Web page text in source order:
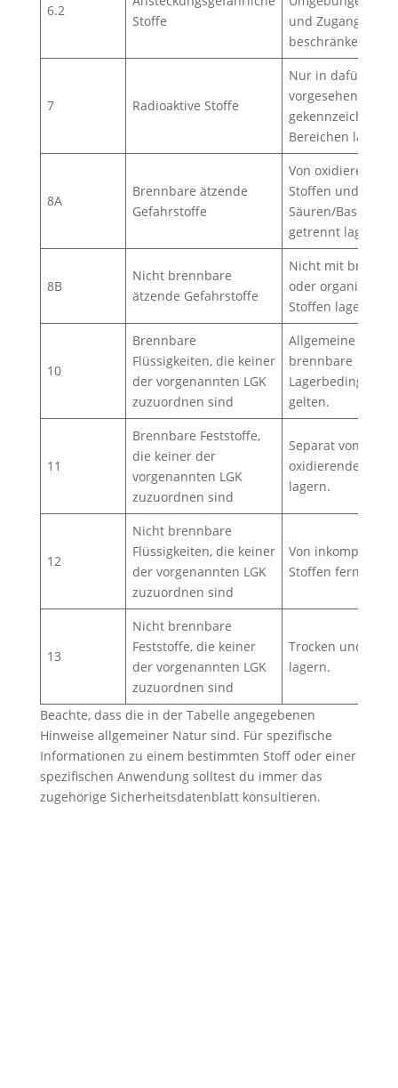
6.2
Stoffe
und Zugang
beschränken.
7 Radioaktive Stoffe
Nur in dafür
vorgesehenen
gekennzeichneten
Bereichen lagern.
8A
Brennbare ätzende
Gefahrstoffe
Von oxidierenden
Stoffen und
Säuren/Basen
getrennt lagern.
8B
Nicht brennbare
ätzende Gefahrstoffe
Nicht mit
oder organischen
Stoffen lagern.
10
Brennbare
Flüssigkeiten, die keiner
der vorgenannten LGK
zuzuordnen sind
Allgemeine
brennbare
gelten.
11
Brennbare Feststoffe,
die keiner der
vorgenannten LGK
zuzuordnen sind
Separat von
oxidierenden
lagern.
12
Nicht brennbare
Flüssigkeiten, die keiner
der vorgenannten LGK
zuzuordnen sind
Von
Stoffen
13
Nicht brennbare
Feststoffe, die keiner
der vorgenannten LGK
zuzuordnen sind
Trocken und kühl
lagern.
Beachte, dass die in der Tabelle angegebenen
Hinweise allgemeiner Natur sind. Für spezifische
Informationen zu einem bestimmten Stoff oder einer
spezifischen Anwendung solltest du immer das
zugehörige Sicherheitsdatenblatt konsultieren.